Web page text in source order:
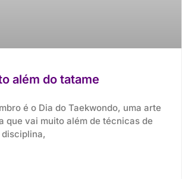
além do tatame
é o Dia do Taekwondo, uma arte
que vai muito além de técnicas de